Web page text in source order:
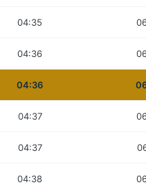
04:35
04:36
04:36
04:37
04:37
04:38